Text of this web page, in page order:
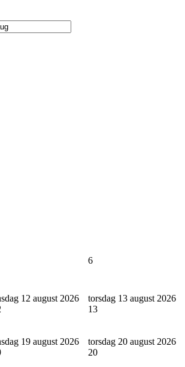
6
12 august 2026
torsdag 13 august 2026
13
19 august 2026
torsdag 20 august 2026
20